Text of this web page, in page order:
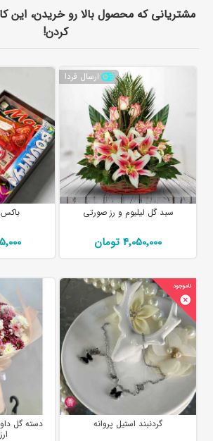
مشتریانی که محصول بالا رو خریدن، این
کردن!
ارسال فردا
سبد گل لیلیوم و رز صورتی
4٬050٬000 تومان
گردنبند استیل پروانه دسته گل